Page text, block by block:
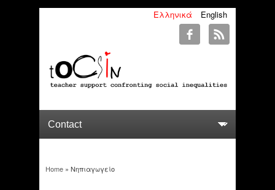
English
Ελληνικά
You are here
Home» Νηπιαγωγείο